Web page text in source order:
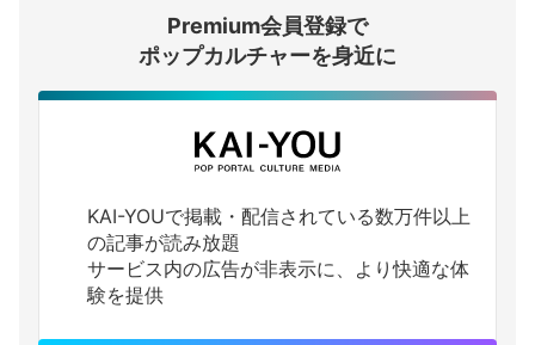
ログインする
Premium会員登録で
ポップカルチャーを身近に
KAI-YOUで掲載・配信されている数万件以上
の記事が読み放題
サービス内の広告が非表示に、より快適な体
験を提供